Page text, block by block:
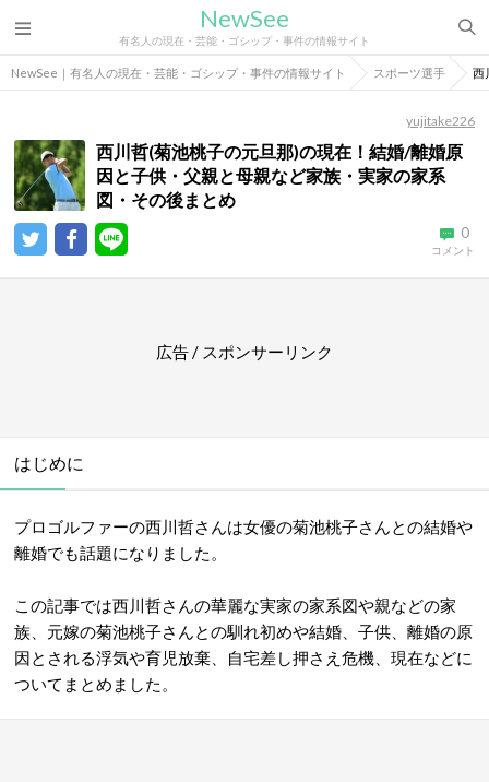
NewSee
有名人の現在・芸能・ゴシップ・事件の情報サイト
NewSee｜有名人の現在・芸能・ゴシップ・事件の情報サイト スポーツ選手 西
yujitake226
西川哲(菊池桃子の元旦那)の現在！結婚/離婚原
因と子供・父親と母親など家族・実家の家系
図・その後まとめ
0
コメント
広告 / スポンサーリンク
はじめに
プロゴルファーの西川哲さんは女優の菊池桃子さんとの結婚や
離婚でも話題になりました。
この記事では西川哲さんの華麗な実家の家系図や親などの家
族、元嫁の菊池桃子さんとの馴れ初めや結婚、子供、離婚の原
因とされる浮気や育児放棄、自宅差し押さえ危機、現在などに
ついてまとめました。